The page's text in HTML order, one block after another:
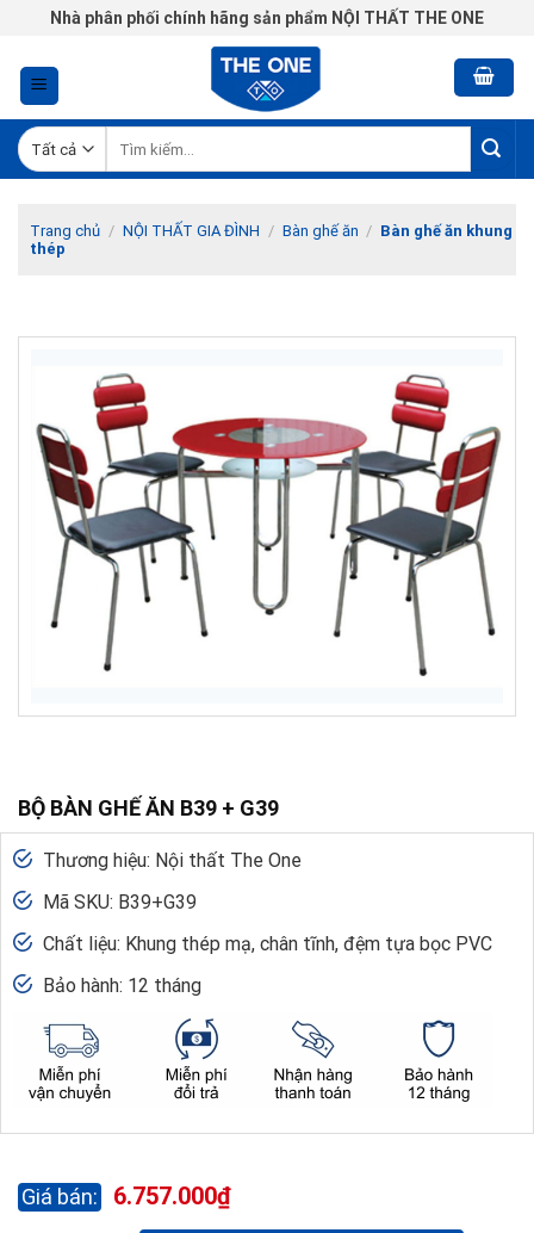
Chuyển
nội
dung
Nhà phân phối chính hãng sản phẩm NỘI THẤT THE ONE
kiếm:
Trang chủ / NỘI THẤT GIA ĐÌNH / Bàn ghế ăn / Bàn ghế ăn khung
thép
BỘ BÀN GHẾ ĂN B39 + G39
Thương hiệu: Nội thất The One
Mã SKU: B39+G39
Chất liệu: Khung thép mạ, chân tĩnh, đệm tựa bọc PVC
Bảo hành: 12 tháng
6.757.000₫